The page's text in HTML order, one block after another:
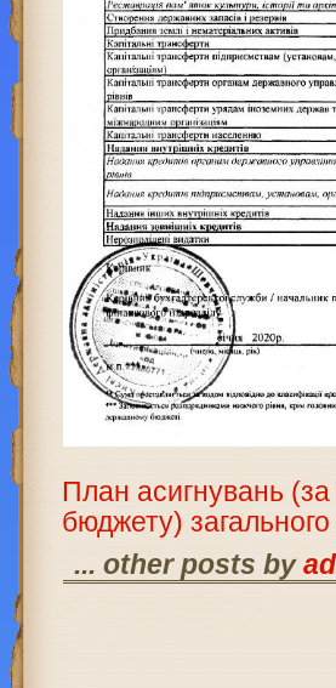
План асигнувань
бюджету)
... other posts by